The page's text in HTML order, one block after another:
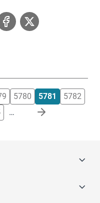
5780 5781
5782
…